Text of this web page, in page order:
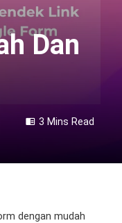
Dan
3 Mins Read
dengan mudah